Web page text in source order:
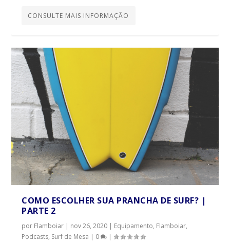
CONSULTE MAIS INFORMAÇÃO
COMO ESCOLHER SUA PRANCHA DE SURF? |
PARTE 2
por Flamboiar | nov 26, 2020 | Equipamento, Flamboiar,
Podcasts, Surf de Mesa | 0 |